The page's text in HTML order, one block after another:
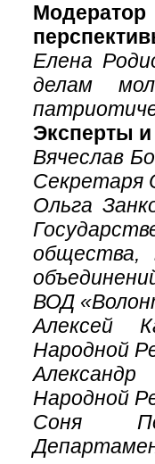
Елена
делам
Эксперты
Вячеслав
Ольга
общества,
ВОД
Алексей
Народной
Народной
Соня